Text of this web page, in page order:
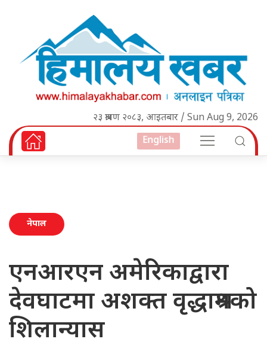
२३ श्रावण २०८३, आइतबार / Sun Aug 9, 2026
English
नेपाल
एनआरएन अमेरिकाद्वारा
देवघाटमा अशक्त वृद्धाश्रमको
शिलान्यास